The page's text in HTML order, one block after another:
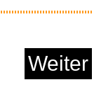
Anzeige
Weiter